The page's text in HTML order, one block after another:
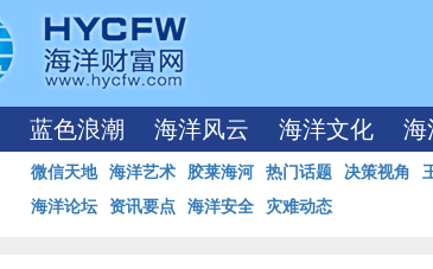
蓝色浪潮 海洋风云 海洋文化 海
微信天地 海洋艺术 胶莱海河 热门话题 决策视角
海洋论坛 资讯要点 海洋安全 灾难动态